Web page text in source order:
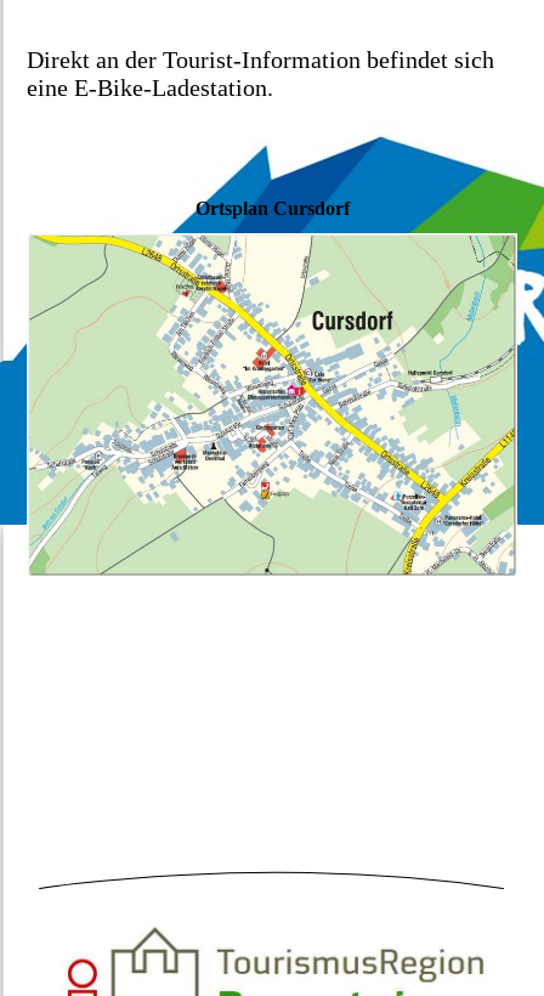
Direkt an der Tourist-Information befindet sich
eine E-Bike-Ladestation.
Ortsplan Cursdorf